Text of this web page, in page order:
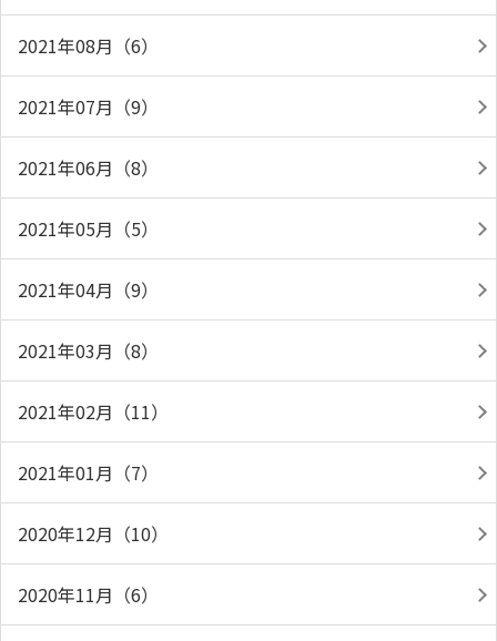
2021年08月（6）
2021年07月（9）
2021年06月（8）
2021年05月（5）
2021年04月（9）
2021年03月（8）
2021年02月（11）
2021年01月（7）
2020年12月（10）
2020年11月（6）